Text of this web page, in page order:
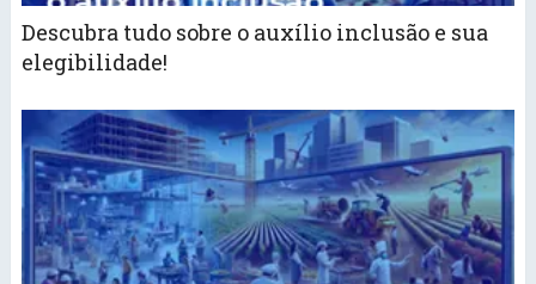
Descubra tudo sobre o auxílio inclusão e sua
elegibilidade!